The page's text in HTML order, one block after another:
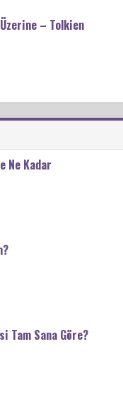
– Tolkien
Ne Kadar
Tam Sana Göre?